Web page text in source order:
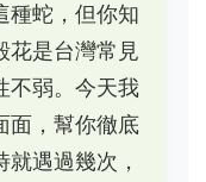
種蛇，但你知
花是台灣常見
不弱。今天我
面，幫你徹底
遇過幾次，